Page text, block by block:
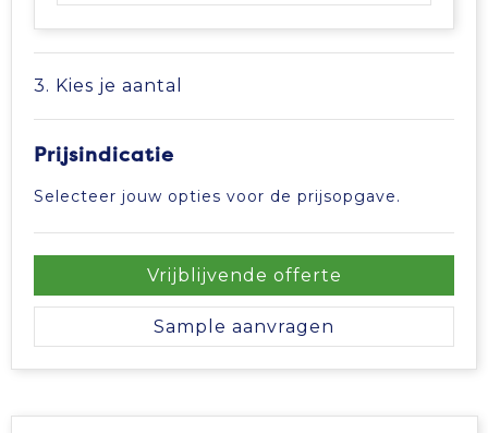
3. Kies je aantal
Prijsindicatie
Selecteer jouw opties voor de prijsopgave.
Vrijblijvende offerte
Sample aanvragen